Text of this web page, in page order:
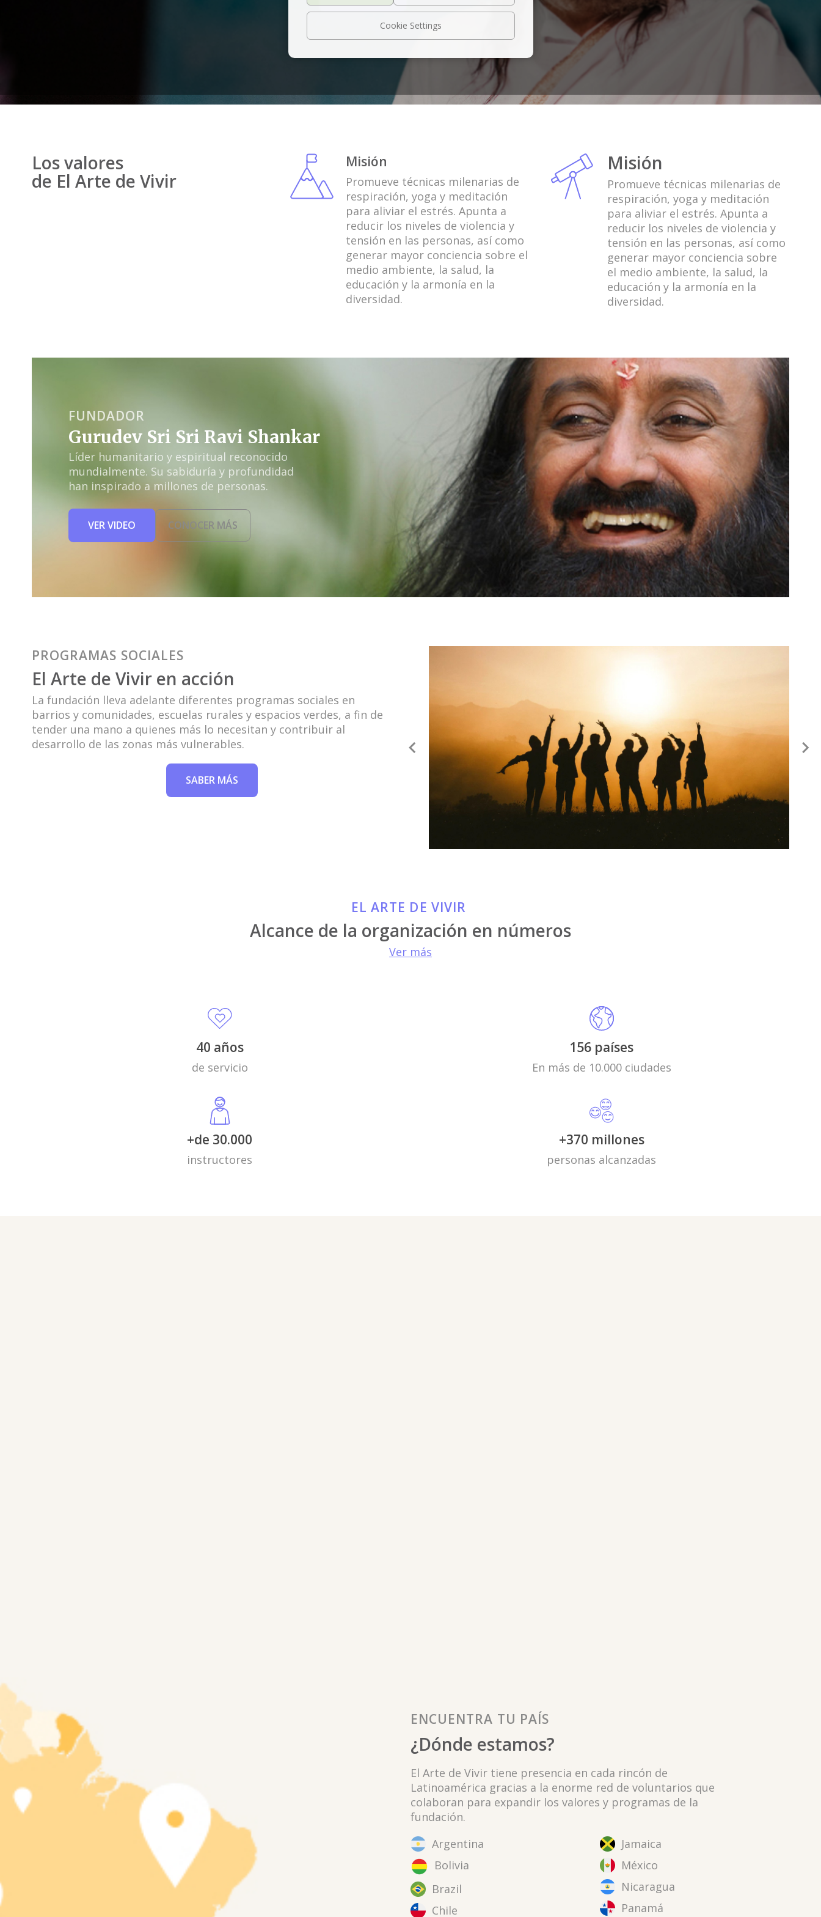
Los valores
de El Arte de Vivir
Misión
Promueve técnicas milenarias de
respiración, yoga y meditación
para aliviar el estrés. Apunta a
reducir los niveles de violencia y
tensión en las personas, así como
generar mayor conciencia sobre el
medio ambiente, la salud, la
educación y la armonía en la
diversidad.
Misión
Promueve técnicas milenarias de
respiración, yoga y meditación
para aliviar el estrés. Apunta a
reducir los niveles de violencia y
tensión en las personas, así como
generar mayor conciencia sobre
el medio ambiente, la salud, la
educación y la armonía en la
diversidad.
FUNDADOR
Gurudev Sri Sri Ravi Shankar
Líder humanitario y espiritual reconocido
mundialmente. Su sabiduría y profundidad
han inspirado a millones de personas.
VER VIDEO CONOCER MÁS
PROGRAMAS SOCIALES
El Arte de Vivir en acción
La fundación lleva adelante diferentes programas sociales en
barrios y comunidades, escuelas rurales y espacios verdes, a fin de
tender una mano a quienes más lo necesitan y contribuir al
desarrollo de las zonas más vulnerables.
SABER MÁS
EL ARTE DE VIVIR
Alcance de la organización en números
Ver más
40 años
de servicio
156 países
En más de 10.000 ciudades
+de 30.000
instructores
+370 millones
personas alcanzadas
ENCUENTRA TU PAÍS
¿Dónde estamos?
El Arte de Vivir tiene presencia en cada rincón de
Latinoamérica gracias a la enorme red de voluntarios que
colaboran para expandir los valores y programas de la
fundación.
Argentina
Bolivia
Brazil
Chile
Jamaica
México
Nicaragua
Panamá
Cookie Settings